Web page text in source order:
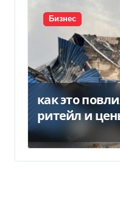
Бизнес
как это
ритейл и